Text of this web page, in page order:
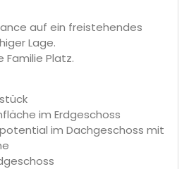
auf ein freistehendes
Lage.
Familie Platz.
im Erdgeschoss
im Dachgeschoss mit